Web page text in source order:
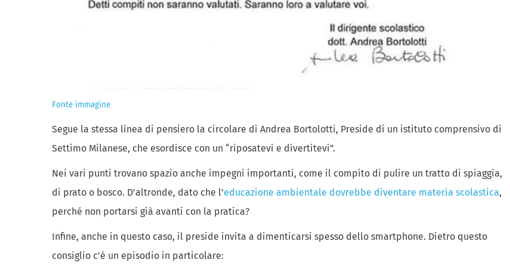
Fonte immagine
Segue la stessa linea di pensiero la circolare di Andrea Bortolotti, Preside di un istituto comprensivo di
Settimo Milanese, che esordisce con un “riposatevi e divertitevi”.
Nei vari punti trovano spazio anche impegni importanti, come il compito di pulire un tratto di spiaggia,
di prato o bosco. D’altronde, dato che l’educazione ambientale dovrebbe diventare materia scolastica,
perché non portarsi già avanti con la pratica?
Infine, anche in questo caso, il preside invita a dimenticarsi spesso dello smartphone. Dietro questo
consiglio c’è un episodio in particolare: